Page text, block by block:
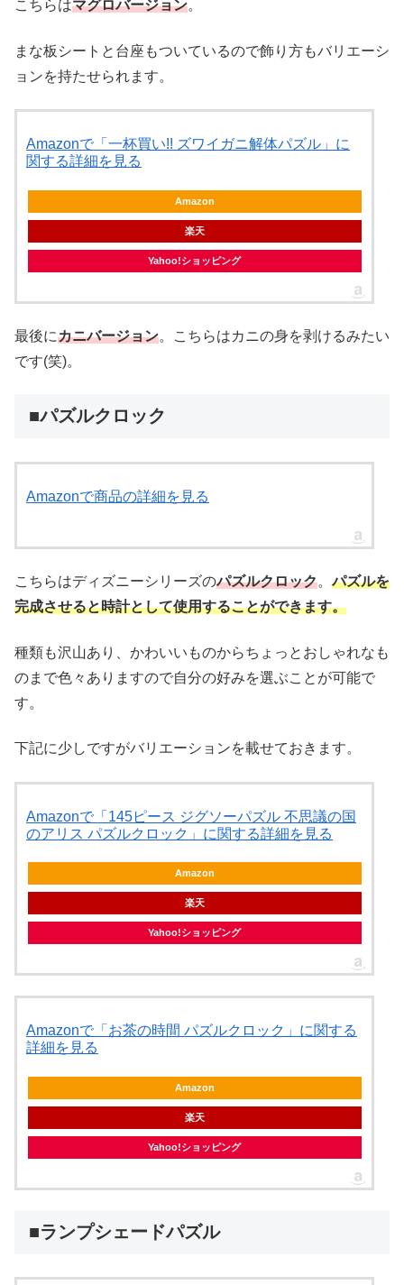
こちらはマグロバージョン。
まな板シートと台座もついているので飾り方もバリエーシ
ョンを持たせられます。
Amazonで「一杯買い!! ズワイガニ解体パズル」に
関する詳細を見る
Amazon
楽天
Yahoo!ショッピング
最後にカニバージョン。こちらはカニの身を剥けるみたい
です(笑)。
■パズルクロック
Amazonで商品の詳細を見る
こちらはディズニーシリーズのパズルクロック。パズルを
完成させると時計として使用することができます。
種類も沢山あり、かわいいものからちょっとおしゃれなも
のまで色々ありますので自分の好みを選ぶことが可能で
す。
下記に少しですがバリエーションを載せておきます。
Amazonで「145ピース ジグソーパズル 不思議の国
のアリス パズルクロック」に関する詳細を見る
Amazon
楽天
Yahoo!ショッピング
Amazonで「お茶の時間 パズルクロック」に関する
詳細を見る
Amazon
楽天
Yahoo!ショッピング
■ランプシェードパズル